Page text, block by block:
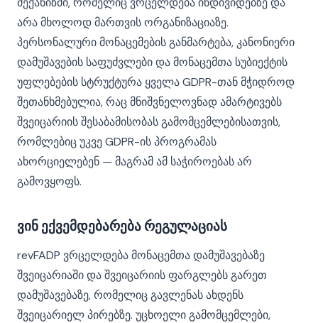
არა მხოლოდ მართვის ორგანიზაციაზე.
პერსონალური მონაცემების განმარტება, კანონიერი
დამუშავების საფუძვლები და მონაცემთა სუბიექტის
უფლებების სტრუქტურა ყველა GDPR-თან მჭიდროდ
შეთანხმებულია, რაც მნიშვნელოვნად ამარტივებს
შვეიცარიის შესაბამისობას გამომცემლებისათვის,
რომლებიც უკვე GDPR-ის პროგრამას
ახორციელებენ — მაგრამ ამ საჭიროებას არ
გამოვყოფს.
ვინ ექვემდებარება რეგულაციას
revFADP ვრცელდება მონაცემთა დამუშავებაზე
შვეიცარიაში და შვეიცარიის ფარგლებს გარეთ
დამუშავებაზე, რომელიც გავლენას ახდენს
შვეიცარიელ პირებზე. უცხოელი გამომცემლები,